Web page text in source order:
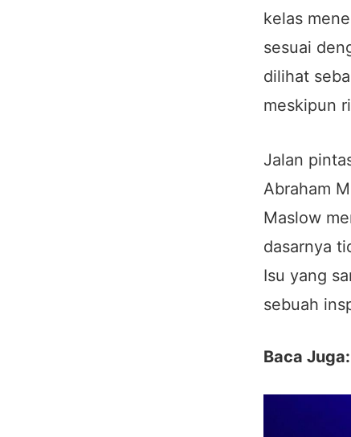
kelas
sesuai
dilihat
meskipun
Jalan
Abraham
Maslow
dasarnya
Isu yang
sebuah
Baca Juga: